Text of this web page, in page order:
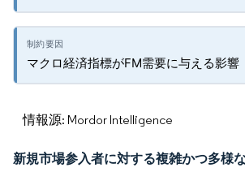
マクロ経済指標がFM需要に与える影響
情報源: Mordor Intelligence
新規市場参入者に対する複雑かつ多様